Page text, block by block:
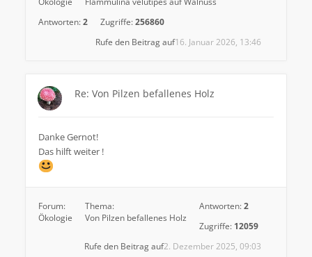
Antworten:2 Zugriffe:256860
16. Januar 2026, 13:46
Rufe den Beitrag auf
Re: Von Pilzen befallenes Holz
Danke Gernot!
Das hilft weiter !
Forum:
Ökologie
Thema:
Von Pilzen befallenes Holz
Antworten:2
Zugriffe: 12059
2. Dezember 2025, 09:03
Rufe den Beitrag auf